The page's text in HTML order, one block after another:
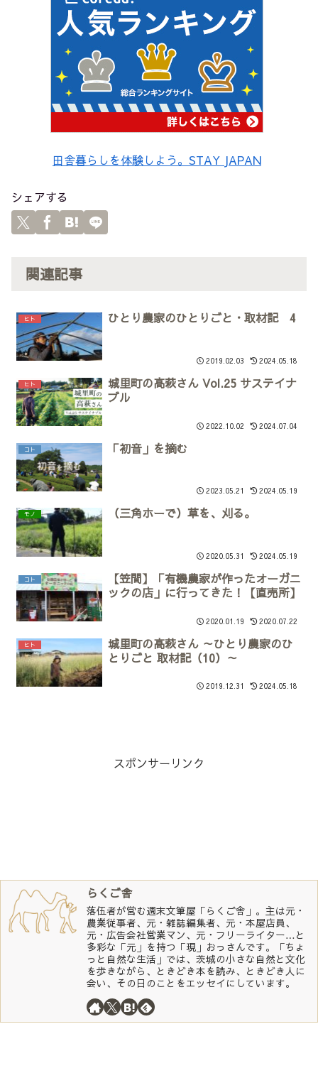
田舎暮らしを体験しよう。STAY JAPAN
シェアする
関連記事
ヒト ひとり農家のひとりごと・取材記 4
2019.02.03 2024.05.18
ヒト
城里町の高萩さん Vol.25 サステイナ
ブル
2022.10.02 2024.07.04
コト 「初音」を摘む
2023.05.21 2024.05.19
モノ （三角ホーで）草を、刈る。
2020.05.31 2024.05.19
コト
【笠間】「有機農家が作ったオーガニ
ックの店」に行ってきた！【直売所】
2020.01.19 2020.07.22
ヒト
城里町の高萩さん ～ひとり農家のひ
とりごと 取材記（10）～
2019.12.31 2024.05.18
スポンサーリンク
らくご舎
落伍者が営む週末文筆屋「らくご舎」。主は元・
農業従事者、元・雑誌編集者、元・本屋店員、
元・広告会社営業マン、元・フリーライター…と
多彩な「元」を持つ「現」おっさんです。「ちょ
っと自然な生活」では、茨城の小さな自然と文化
を歩きながら、ときどき本を読み、ときどき人に
会い、その日のことをエッセイにしています。